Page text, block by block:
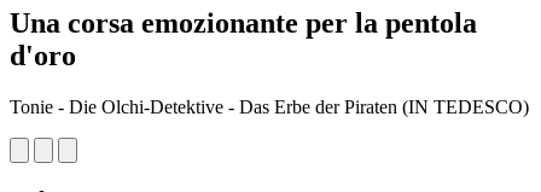
Una corsa emozionante per la pentola
d'oro
Tonie - Die Olchi-Detektive - Das Erbe der Piraten (IN TEDESCO)